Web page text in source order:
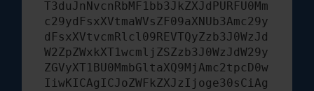
T3duJnNvcnRbMF1bb3JkZXJdPURFU0Mm
c29ydFsxXVtmaWVsZF09aXNUb3Amc29y
dFsxXVtvcmRlcl09REVTQyZzb3J0WzJd
W2ZpZWxkXT1wcmljZSZzb3J0WzJdW29y
ZGVyXT1BU0MmbGltaXQ9MjAmc2tpcD0w
IiwKICAgICJoZWFkZXJzIjoge30sCiAg